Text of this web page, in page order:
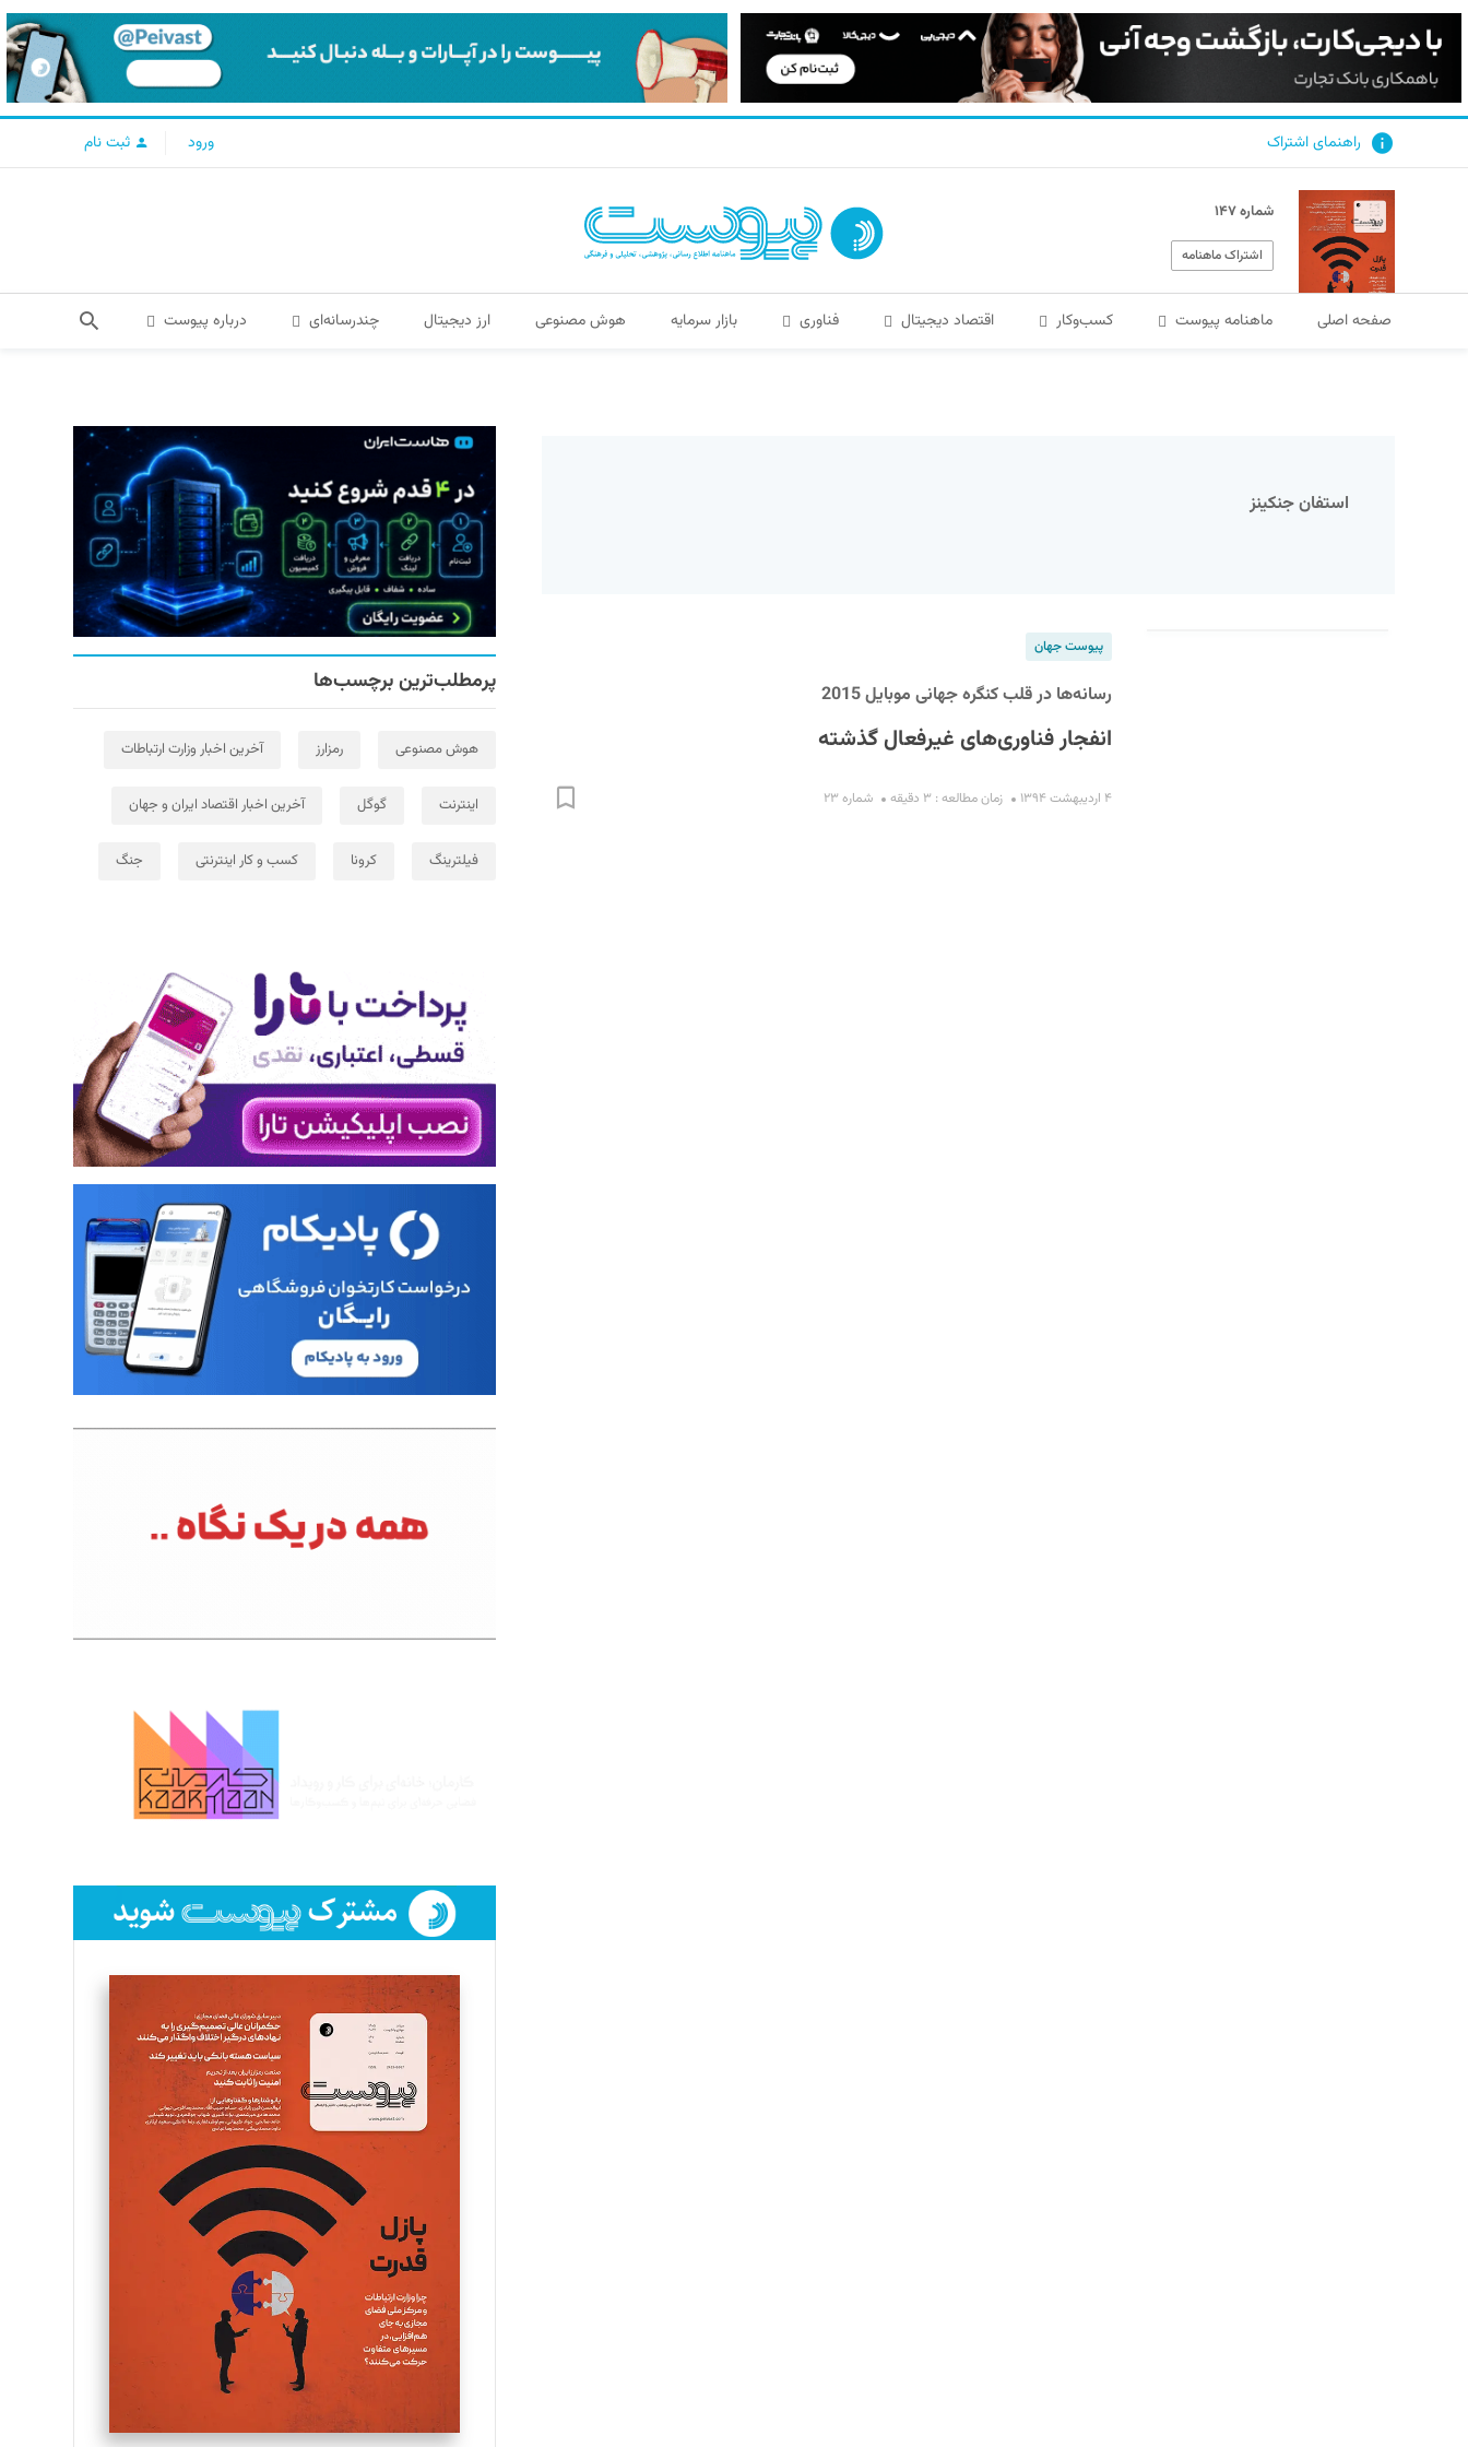
راهنمای اشتراک ورود ثبت نام
شماره ۱۴۷
اشتراک ماهنامه
صفحه اصلی ماهنامه پیوست کسب‌و‌کار اقتصاد دیجیتال فناوری بازار سرمایه هوش مصنوعی ارز دیجیتال چندرسانه‌ای درباره پیوست
استفان جنکینز
پیوست جهان
رسانه‌ها در قلب کنگره جهانی موبایل 2015
انفجار فناوری‌های غیرفعال گذشته
۴ اردیبهشت ۱۳۹۴ زمان مطالعه : ۳ دقیقه شماره ۲۳
پرمطلب‌ترین برچسب‌ها
هوش مصنوعی رمزارز آخرین اخبار وزارت ارتباطات
اینترنت گوگل آخرین اخبار اقتصاد ایران و جهان
فیلترینگ کرونا کسب و کار اینترنتی جنگ